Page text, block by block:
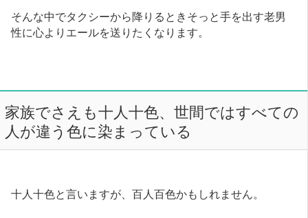
そんな中でタクシーから降りるときそっと手を出す老男
性に心よりエールを送りたくなります。
家族でさえも十人十色、世間ではすべての
人が違う色に染まっている
十人十色と言いますが、百人百色かもしれません。